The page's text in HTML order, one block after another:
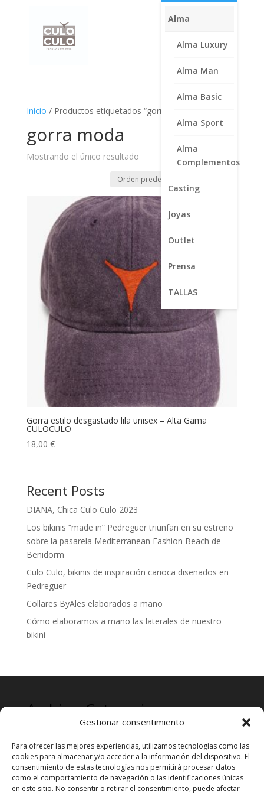
Gestionar consentimiento
Para ofrecer las mejores experiencias, utilizamos tecnologías como las
cookies para almacenar y/o acceder a la información del dispositivo. El
consentimiento de estas tecnologías nos permitirá procesar datos
como el comportamiento de navegación o las identificaciones únicas
en este sitio. No consentir o retirar el consentimiento, puede afectar
Alma
Alma Luxury
Alma Man
Alma Basic
Alma Sport
Alma
Complementos
Casting
Joyas
Outlet
Prensa
TALLAS
Inicio / Productos etiquetados “gorra moda”
gorra moda
Mostrando el único resultado
Gorra estilo desgastado lila unisex – Alta Gama
CULOCULO
18,00 €
Recent Posts
DIANA, Chica Culo Culo 2023
Los bikinis “made in” Pedreguer triunfan en su estreno
sobre la pasarela Mediterranean Fashion Beach de
Benidorm
Culo Culo, bikinis de inspiración carioca diseñados en
Pedreguer
Collares ByAles elaborados a mano
Cómo elaboramos a mano las laterales de nuestro
bikini
ArchivesCategories
Prensa